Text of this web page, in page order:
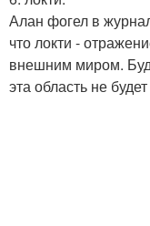
Алан фогел в
что локти -
внешним миром.
эта область не